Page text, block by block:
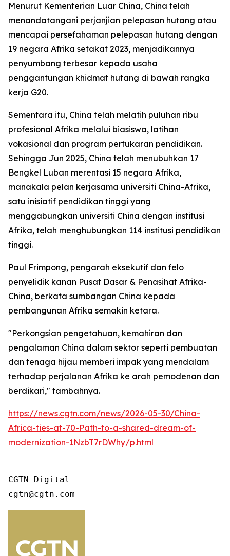
Menurut Kementerian Luar China, China telah
menandatangani perjanjian pelepasan hutang atau
mencapai persefahaman pelepasan hutang dengan
19 negara Afrika setakat 2023, menjadikannya
penyumbang terbesar kepada usaha
penggantungan khidmat hutang di bawah rangka
kerja G20.
Sementara itu, China telah melatih puluhan ribu
profesional Afrika melalui biasiswa, latihan
vokasional dan program pertukaran pendidikan.
Sehingga Jun 2025, China telah menubuhkan 17
Bengkel Luban merentasi 15 negara Afrika,
manakala pelan kerjasama universiti China-Afrika,
satu inisiatif pendidikan tinggi yang
menggabungkan universiti China dengan institusi
Afrika, telah menghubungkan 114 institusi pendidikan
tinggi.
Paul Frimpong, pengarah eksekutif dan felo
penyelidik kanan Pusat Dasar & Penasihat Afrika-
China, berkata sumbangan China kepada
pembangunan Afrika semakin ketara.
"Perkongsian pengetahuan, kemahiran dan
pengalaman China dalam sektor seperti pembuatan
dan tenaga hijau memberi impak yang mendalam
terhadap perjalanan Afrika ke arah pemodenan dan
berdikari," tambahnya.
https://news.cgtn.com/news/2026-05-30/China-
Africa-ties-at-70-Path-to-a-shared-dream-of-
modernization-1NzbT7rDWhy/p.html
CGTN Digital
cgtn@cgtn.com